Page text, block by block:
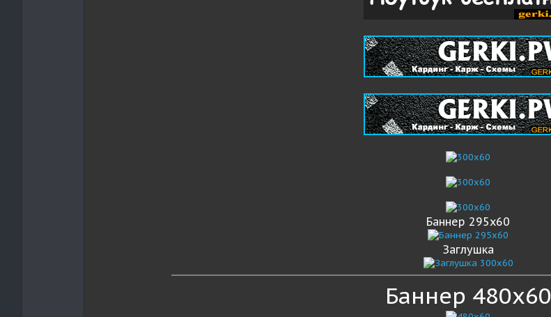
Баннер 295x60
Заглушка
Баннер 480x60